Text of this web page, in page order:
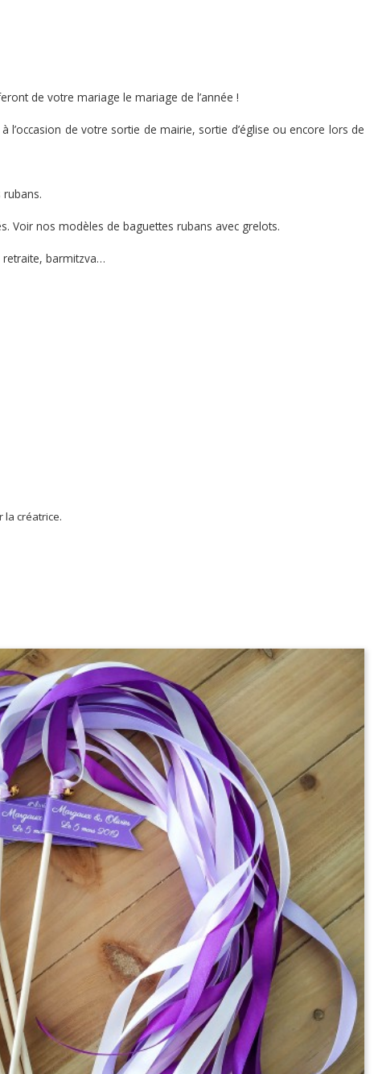
de votre mariage le mariage de l’année !
de votre sortie de mairie, sortie d’église ou encore lors de
Voir nos modèles de baguettes rubans avec grelots.
retraite, barmitzva…
la créatrice.